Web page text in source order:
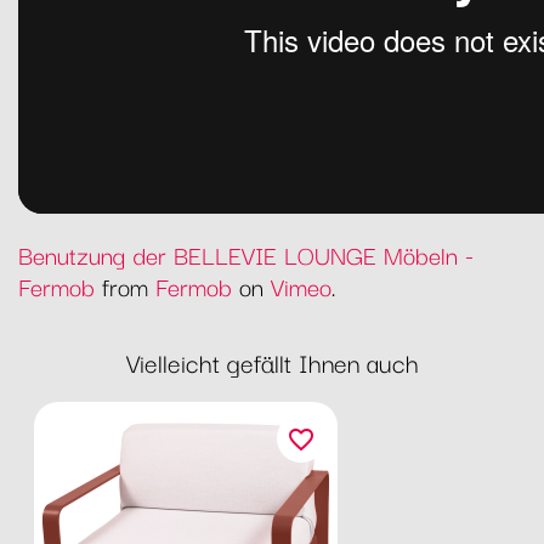
Benutzung der BELLEVIE LOUNGE Möbeln -
Fermob from Fermob on Vimeo.
Vielleicht gefällt Ihnen auch
favorite_border